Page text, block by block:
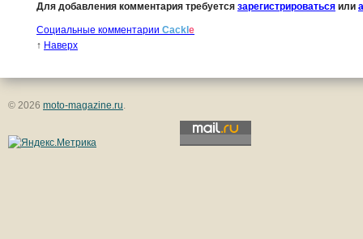
Для добавления комментария требуется зарегистрироваться или
Социальные комментарии Cackle
↑ Наверх
© 2026 moto-magazine.ru